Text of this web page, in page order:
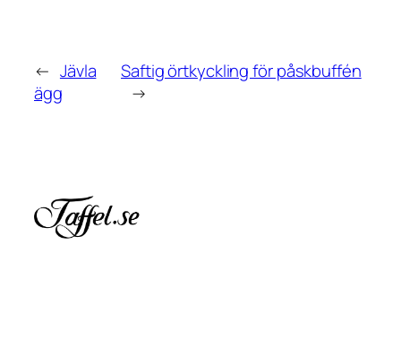
← Jävla
ägg
Saftig örtkyckling för påskbuffén
→